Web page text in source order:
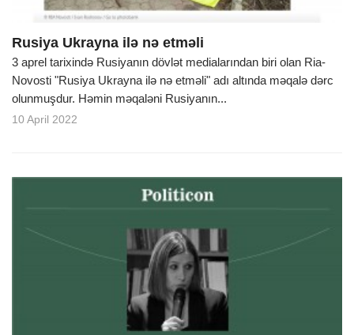
Rusiya Ukrayna ilə nə etməli
3 aprel tarixində Rusiyanın dövlət medialarından biri olan Ria-
Novosti "Rusiya Ukrayna ilə nə etməli" adı altında məqalə dərc
olunmuşdur. Həmin məqaləni Rusiyanın...
10 April 2022